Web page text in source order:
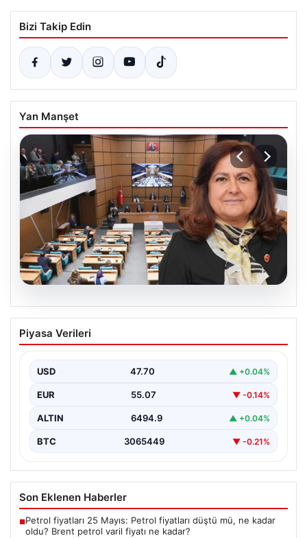
Bizi Takip Edin
Yan Manşet
05.08.2026
Üsküdar Belediyesi’nde başkanvekili
Sibel Tan Çetinkaya oldu
Piyasa Verileri
USD 47.70 ▲ +0.04%
EUR 55.07 ▼ -0.14%
ALTIN 6494.9 ▲ +0.04%
BTC 3065449 ▼ -0.21%
Son Eklenen Haberler
■Petrol fiyatları 25 Mayıs: Petrol fiyatları düştü mü, ne kadar
oldu? Brent petrol varil fiyatı ne kadar?